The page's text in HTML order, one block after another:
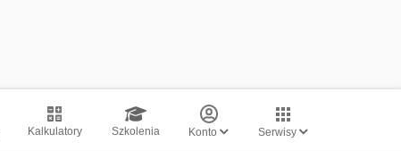
Kalkulatory Szkolenia Konto Serwisy